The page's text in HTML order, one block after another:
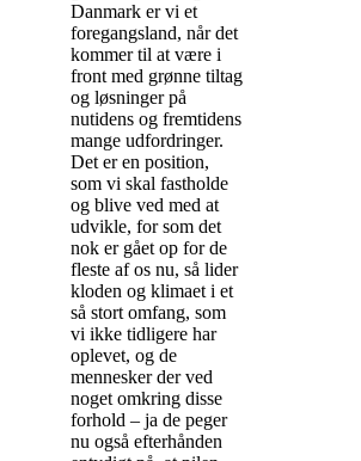
Danmark er vi et
foregangsland, når det
kommer til at være i
front med grønne tiltag
og løsninger på
nutidens og fremtidens
mange udfordringer.
Det er en position,
som vi skal fastholde
og blive ved med at
udvikle, for som det
nok er gået op for de
fleste af os nu, så lider
kloden og klimaet i et
så stort omfang, som
vi ikke tidligere har
oplevet, og de
mennesker der ved
noget omkring disse
forhold – ja de peger
nu også efterhånden